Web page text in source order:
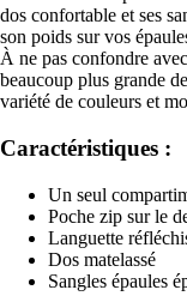
dos confortable et ses
son poids sur vos
À ne pas confondre
beaucoup plus grande
variété de couleurs et
Caractéristiques :
Un seul
Poche zip sur le
Languette
Dos matelassé
Sangles épaules